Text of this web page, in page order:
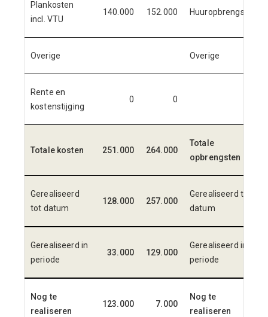
Plankosten
incl. VTU
140.000 152.000 Huuropbrengsten
Overige Overige
Rente en
kostenstijging
0 0
Totale kosten 251.000 264.000
Totale
opbrengsten
Gerealiseerd
tot datum
128.000 257.000
Gerealiseerd tot
datum
Gerealiseerd in
periode
33.000 129.000
Gerealiseerd in
periode
Nog te
realiseren
123.000 7.000
Nog te
realiseren